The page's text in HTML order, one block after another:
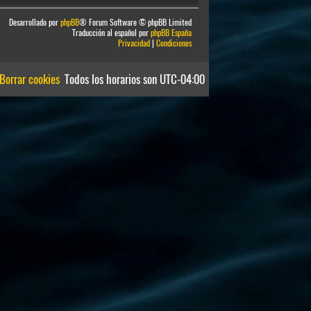
Desarrollado porphpBB® Forum Software © phpBB Limited
Traducción al español porphpBB España
Privacidad| Condiciones
Todos los horarios son UTC-04:00
Borrar cookies